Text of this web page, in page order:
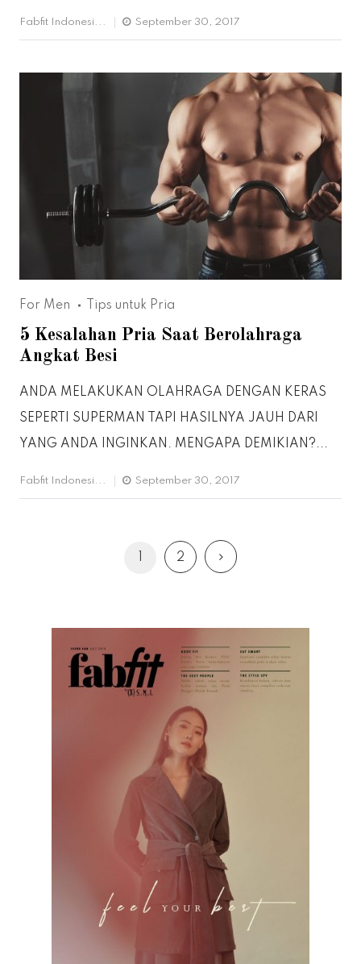
Fabfit Indonesi... September 30, 2017
For Men Tips untuk Pria
5 Kesalahan Pria Saat Berolahraga
Angkat Besi
ANDA MELAKUKAN OLAHRAGA DENGAN KERAS
SEPERTI SUPERMAN TAPI HASILNYA JAUH DARI
YANG ANDA INGINKAN. MENGAPA DEMIKIAN?...
Fabfit Indonesi... September 30, 2017
2